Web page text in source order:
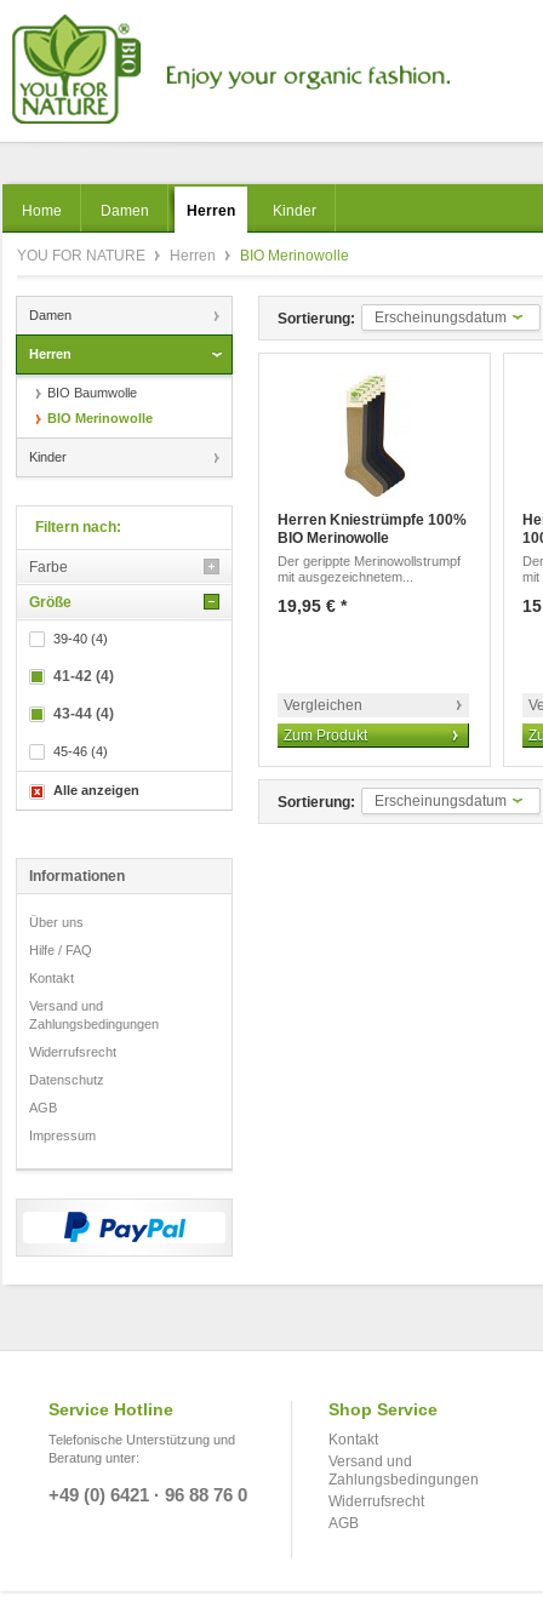
Home Damen Herren Kinder
YOU FOR NATURE Herren BIO Merinowolle
Damen
Herren
BIO Baumwolle
BIO Merinowolle
Kinder
Filtern nach:
Farbe
Größe
39-40 (4)
41-42 (4)
43-44 (4)
45-46 (4)
Alle anzeigen
Informationen
Über uns
Hilfe / FAQ
Kontakt
Versand und
Zahlungsbedingungen
Widerrufsrecht
Datenschutz
AGB
Impressum
Sortierung: Erscheinungsdatum
Herren Kniestrümpfe 100%
BIO Merinowolle
Der gerippte Merinowollstrumpf
mit ausgezeichnetem...
19,95 € *
Vergleichen
Zum Produkt
mit
Sortierung: Erscheinungsdatum
Service Hotline
Telefonische Unterstützung und
Beratung unter:
+49 (0) 6421 · 96 88 76 0
Shop Service
Kontakt
Versand und
Zahlungsbedingungen
Widerrufsrecht
AGB